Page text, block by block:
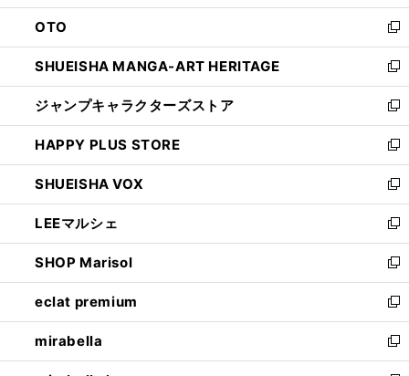
ウ
で
開
く
ン
ド
ウ
で
開
く
OTO
新
し
い
ウ
ィ
ン
ド
ウ
で
開
く
SHUEISHA MANGA-ART HERITAGE
新
し
い
ウ
ィ
ン
ド
ウ
で
開
く
ジャンプキャラクターズストア
新
し
い
ウ
ィ
ン
ド
ウ
で
開
く
HAPPY PLUS STORE
新
し
い
ウ
ィ
ン
ド
ウ
で
開
く
SHUEISHA VOX
新
し
い
ウ
ィ
ン
ド
ウ
で
開
LEEマルシェ
新
し
い
ウ
ィ
ン
ド
ウ
SHOP Marisol
新
し
い
ウ
ィ
ン
eclat premium
新
し
い
ウ
mirabella
新
し